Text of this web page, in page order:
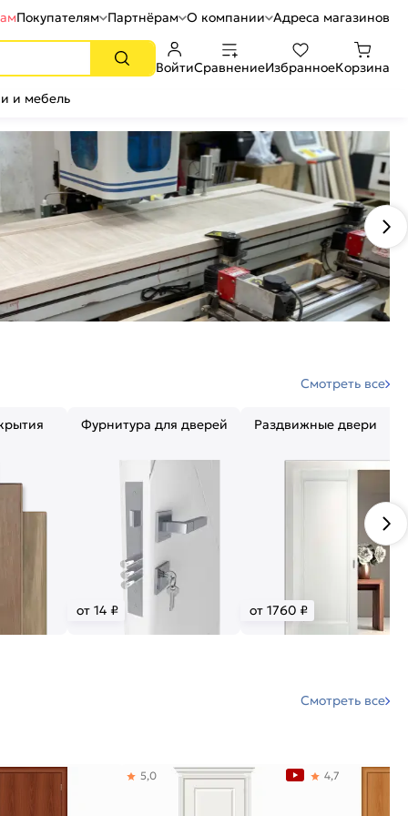
Покупателям Партнёрам О компании Адреса магазинов
ВойтиСравнениеИзбранноеКорзина
и мебель
Смотреть все
Фурнитура для дверей
от 14 ₽
Раздвижные двери
от 1760 ₽
Смотреть все
5,0 4,7